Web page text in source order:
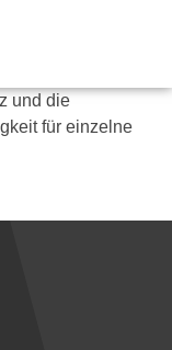
und die
für einzelne